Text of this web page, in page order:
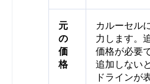
元
の
価
格
カルーセル
力します。
価格が必要
追加しない
ドラインが